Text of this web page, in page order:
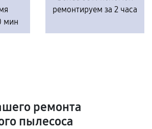
мин
ремонтируем за 2 часа
ремонта
пылесоса